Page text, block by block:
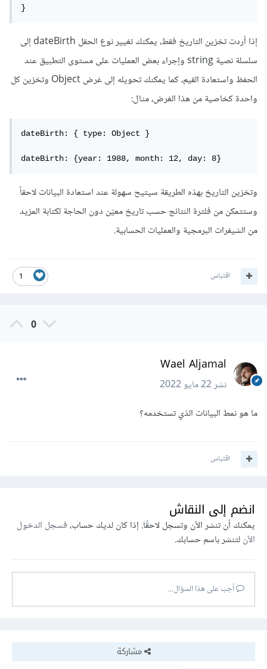
}
إذا أردت تخزين التاريخ فقط، يمكنك تغيير نوع الحقل dateBirth إلى
سلسلة نصية string وإجراء بعض العمليات على مستوى التطبيق عند
الحفظ واستعادة القيم، كما يمكنك تحويله إلى غرض Object وتخزين كل
واحدة كخاصية من هذا الغرض، مثال:
dateBirth: { type: Object }
dateBirth: {year: 1988, month: 12, day: 8}
وتخزين التاريخ بهذه الطريقة سيتيح سهولة عند استعادة البيانات لاحقاً
وستتمكن من فلترة النتائج حسب تاريخ معيّن دون الحاجة لكتابة المزيد
من الشيفرات البرمجية والعمليات الحسابية.
1 اقتباس
0
Wael Aljamal
نشر22 مايو 2022
ما هو نمط البيانات الذي تستخدمه؟
اقتباس
انضم إلى النقاش
يمكنك أن تنشر الآن وتسجل لاحقًا. إذا كان لديك حساب،فسجل الدخول
الآنلتنشر باسم حسابك.
أجب على هذا السؤال...
مشاركة